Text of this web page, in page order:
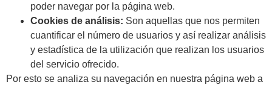
poder navegar por la página web.
Cookies de análisis: Son aquellas que nos permiten
cuantificar el número de usuarios y así realizar análisis
y estadística de la utilización que realizan los usuarios
del servicio ofrecido.
Por esto se analiza su navegación en nuestra página web a